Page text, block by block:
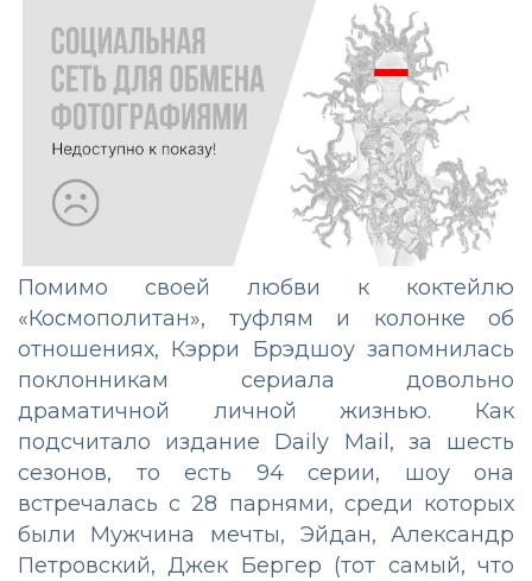
Помимо своей любви к коктейлю
«Космополитан», туфлям и колонке об
отношениях, Кэрри Брэдшоу запомнилась
поклонникам сериала довольно
драматичной личной жизнью. Как
подсчитало издание Daily Mail, за шесть
сезонов, то есть 94 серии, шоу она
встречалась с 28 парнями, среди которых
были Мужчина мечты, Эйдан, Александр
Петровский, Джек Бергер (тот самый, что